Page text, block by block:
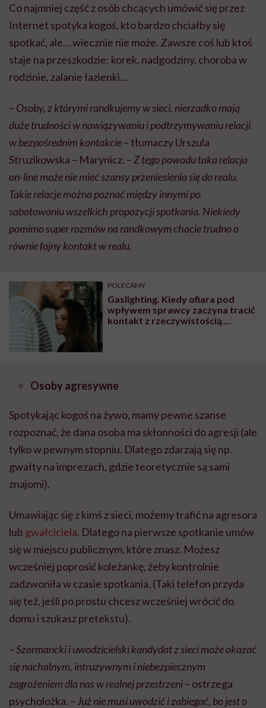
Co najmniej część z osób chcących umówić się przez
Internet spotyka kogoś, kto bardzo chciałby się
spotkać, ale… wiecznie nie może. Zawsze coś lub ktoś
staje na przeszkodzie: korek, nadgodziny, choroba w
rodzinie, zalanie łazienki…
– Osoby, z którymi randkujemy w sieci, nierzadko mają
duże trudności w nawiązywaniu i podtrzymywaniu relacji
w bezpośrednim kontakcie– tłumaczy Urszula
Struzikowska – Marynicz. – Z tego powodu taka relacja
on-line może nie mieć szansy przeniesienia się do realu.
Takie relacje można poznać między innymi po
sabotowaniu wszelkich propozycji spotkania. Niekiedy
pomimo super rozmów na randkowym chacie trudno o
równie fajny kontakt w realu.
POLECAMY
Gaslighting. Kiedy ofiara pod
wpływem sprawcy zaczyna tracić
kontakt z rzeczywistością.
Osoby agresywne
Spotykając kogoś na żywo, mamy pewne szanse
rozpoznać, że dana osoba ma skłonności do agresji (ale
tylko w pewnym stopniu. Dlatego zdarzają się np.
gwałty na imprezach, gdzie teoretycznie są sami
znajomi).
Umawiając się z kimś z sieci, możemy trafić na agresora
lub gwałciciela. Dlatego na pierwsze spotkanie umów
się w miejscu publicznym, które znasz. Możesz
wcześniej poprosić koleżankę, żeby kontrolnie
zadzwoniła w czasie spotkania. (Taki telefon przyda
się też, jeśli po prostu chcesz wcześniej wrócić do
domu i szukasz pretekstu).
–Szarmancki i uwodzicielski kandydat z sieci może okazać
się nachalnym, intruzywnym i niebezpiecznym
zagrożeniem dla nas w realnej przestrzeni– ostrzega
psycholożka. – Już nie musi uwodzić i zabiegać, bo jest o